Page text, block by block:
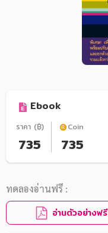
Ebook
ราคา (฿)
735
Coin
735
ทดลองอ่านฟรี :
อ่านตัวอย่างฟรี